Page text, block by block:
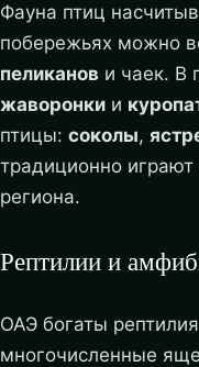
Фауна птиц
побережьях можно
пеликанов и чаек. В
жаворонки и
птицы: соколы,
традиционно
региона.
Рептилии и
ОАЭ богаты
многочисленные